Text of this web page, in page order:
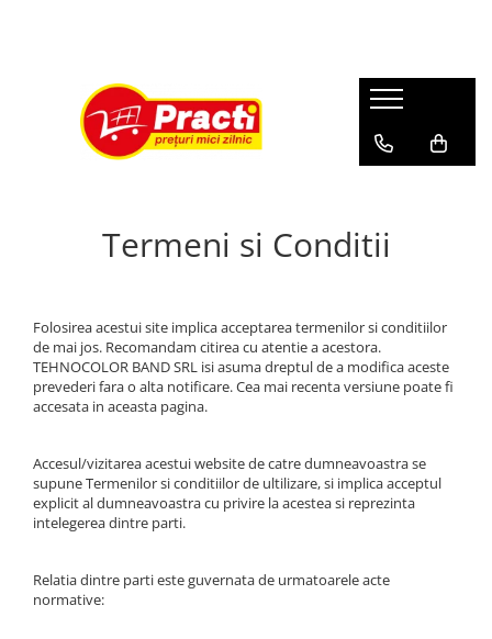
Aditiv pentru rufe
Alte produse casnice si chimice
Detergent (rufe)
Detergent covor, mocheta
Detergent curatare grasimi
Detergent desfundat tevi de
scurgere
Detergent masina de spalat vase
Detergent pardoseala
Echipamente de curăţenie
Absorbant
After shave
Betisoare de urechi
Crema de fata
Crema de maini
Crema medicinala
Gel de dus
Gel, spuma de ras
Indepartarea parului
Lotiune de corp
Despre noi
Termeni si Conditii
Folosirea acestui site implica acceptarea termenilor si conditiilor
de mai jos. Recomandam citirea cu atentie a acestora.
TEHNOCOLOR BAND SRL isi asuma dreptul de a modifica aceste
prevederi fara o alta notificare. Cea mai recenta versiune poate fi
accesata in aceasta pagina.
Accesul/vizitarea acestui website de catre dumneavoastra se
supune Termenilor si conditiilor de ultilizare, si implica acceptul
explicit al dumneavoastra cu privire la acestea si reprezinta
intelegerea dintre parti.
Relatia dintre parti este guvernata de urmatoarele acte
normative: